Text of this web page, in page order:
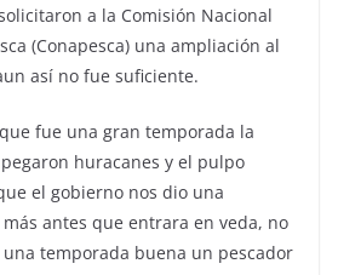
a la Comisión Nacional
(Conapesca) una ampliación al
así no fue suficiente.
fue una gran temporada la
huracanes y el pulpo
el gobierno nos dio una
antes que entrara en veda, no
temporada buena un pescador